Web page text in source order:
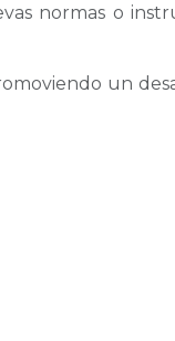
normas o
un